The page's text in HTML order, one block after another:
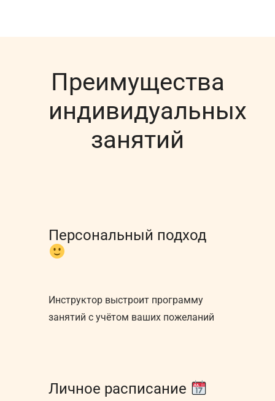
Преимущества
индивидуальных
занятий
Персональный подход
Инструктор выстроит программу
занятий с учётом ваших пожеланий
Личное расписание